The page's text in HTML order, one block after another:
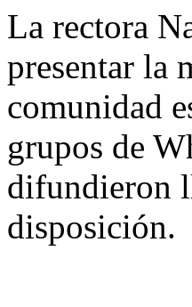
La rectora
presentar la
comunidad
grupos de
difundieron
disposición.